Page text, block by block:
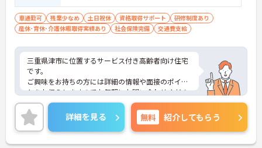
車通勤可 残業少なめ 土日祝休 資格取得サポート
研修制度あり
産休･育休･介護休暇取得実績あり
社会保険完備 交通費支給
三重県津市に位置するサービス付き高齢者向け住宅
です。
ご興味をお持ちの方には詳細の情報や面接のポイン
トをお伝えしますのでお気軽にお問い合わせくださ
いませ。
詳細を見る 無料 紹介してもらう